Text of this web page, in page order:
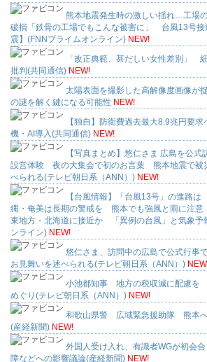
熊本地震発生時の激しい揺れ…工場
破損「鉄骨の工場でもこんな被害に」 台風13号接
震】(FNNプライムオンライン) NEW!
「改正典範、甚だしい女性差別」
批判(共同通信) NEW!
太陽表面を撮影した高解像度画像が
の謎を解く鍵になる可能性 NEW!
【独自】防衛費過去最大8.9兆円要
機・AI導入(共同通信) NEW!
【写真まとめ】悠仁さま 広島を公
設営体験 夜の大集会で初のお言葉 熊本地震で被
べられる(テレビ朝日系（ANN）) NEW!
【台風情報】「台風13号」の進路
縄・奄美は長期の警戒を 熊本でも強風と雨に注
東地方・北海道に接近か 「異例の台風」と気象予
ンライン) NEW!
悠仁さま、訪問中の広島で公式行事
お見舞いを述べられる(テレビ朝日系（ANN）)
小池都知事 地方の税収減に配慮
めぐり(テレビ朝日系（ANN）) NEW!
和歌山県警 広域緊急援助隊 熊本
(産経新聞) NEW!
外国人受け入れ、有識者WGが初会
障などへの影響議論(産経新聞) NEW!